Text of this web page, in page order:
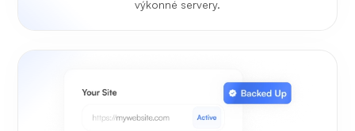
výkonné servery.